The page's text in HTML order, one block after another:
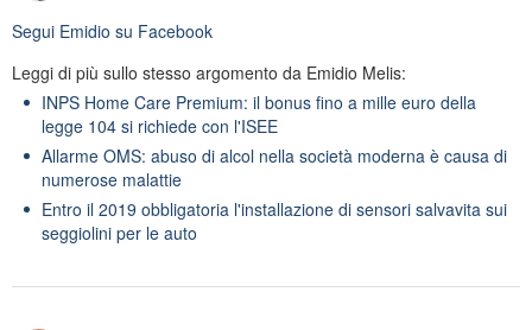
Segui Emidio su Facebook
Leggi di più sullo stesso argomento da Emidio Melis:
INPS Home Care Premium: il bonus fino a mille euro della
legge 104 si richiede con l'ISEE
Allarme OMS: abuso di alcol nella società moderna è causa di
numerose malattie
Entro il 2019 obbligatoria l'installazione di sensori salvavita sui
seggiolini per le auto